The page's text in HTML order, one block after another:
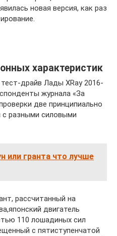
новая версия, как раз
характеристик
драйв Лады XRay 2016-
журнала «За
две принципиально
разными силовыми
или гранта что лучше
рассчитанный на
двигатель
110 лошадиных сил
с пятиступенчатой